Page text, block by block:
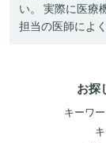
い。 実際に医療
担当の医師によ
お探
キーワ